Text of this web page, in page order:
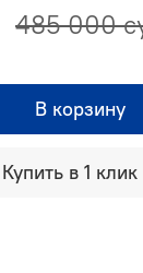
485 000
В корзину
Купить в 1 клик